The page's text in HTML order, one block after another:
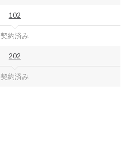
102
契約済み
202
契約済み